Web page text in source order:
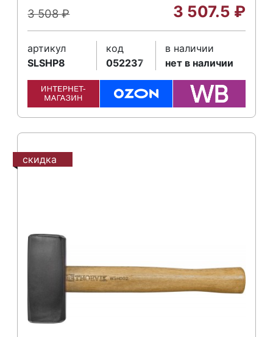
3 508₽ 3 507.5 ₽
артикул
SLSHP8
код
052237
в наличии
нет в наличии
скидка